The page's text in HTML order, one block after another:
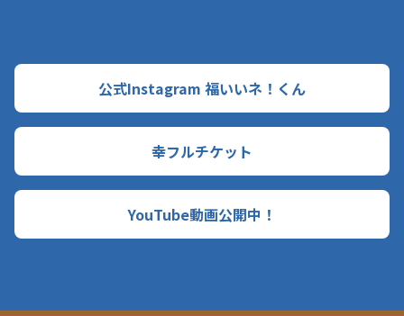
公式Instagram 福いいネ！くん
幸フルチケット
YouTube動画公開中！